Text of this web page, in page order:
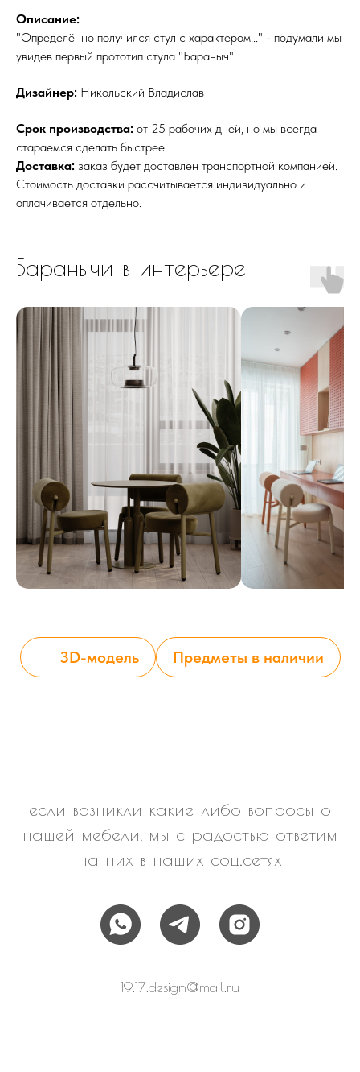
Описание:
"Определённо получился стул с характером..." - подумали мы
увидев первый прототип стула "Бараныч".
Дизайнер: Никольский Владислав
Срок производства: от 25 рабочих дней, но мы всегда
стараемся сделать быстрее.
Доставка: заказ будет доставлен транспортной компанией.
Стоимость доставки рассчитывается индивидуально и
оплачивается отдельно.
Баранычи в интерьере
3D-модель Предметы в наличии
если возникли какие-либо вопросы о
нашей мебели, мы с радостью ответим
на них в наших соц.сетях
19.17.design@mail.ru